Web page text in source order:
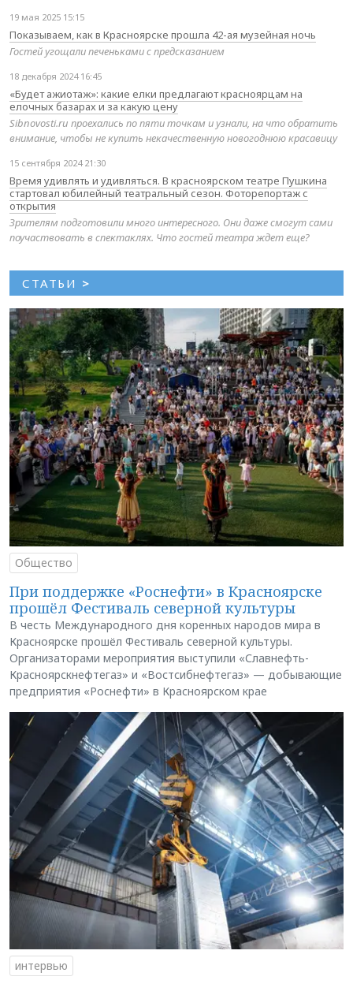
19 мая 2025 15:15
Показываем, как в Красноярске прошла 42-ая музейная ночь
Гостей угощали печеньками с предсказанием
18 декабря 2024 16:45
«Будет ажиотаж»: какие елки предлагают красноярцам на
елочных базарах и за какую цену
Sibnovosti.ru проехались по пяти точкам и узнали, на что обратить
внимание, чтобы не купить некачественную новогоднюю красавицу
15 сентября 2024 21:30
Время удивлять и удивляться. В красноярском театре Пушкина
стартовал юбилейный театральный сезон. Фоторепортаж с
открытия
Зрителям подготовили много интересного. Они даже смогут сами
поучаствовать в спектаклях. Что гостей театра ждет еще?
СТАТЬИ >
Общество
При поддержке «Роснефти» в Красноярске
прошёл Фестиваль северной культуры
В честь Международного дня коренных народов мира в
Красноярске прошёл Фестиваль северной культуры.
Организаторами мероприятия выступили «Славнефть-
Красноярскнефтегаз» и «Востсибнефтегаз» — добывающие
предприятия «Роснефти» в Красноярском крае
интервью